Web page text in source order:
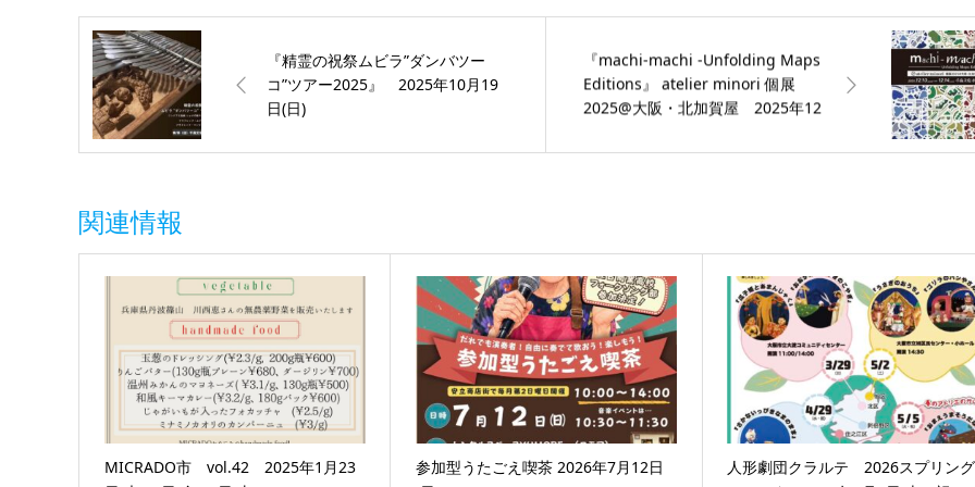
『精霊の祝祭ムビラ”ダンバツー
コ”ツアー2025』 2025年10月19
日(日)
『machi-machi -Unfolding Maps
Editions』 atelier minori 個展
2025@大阪・北加賀屋 2025年12
関連情報
MICRADO市 vol.42 2025年1月23
参加型うたごえ喫茶 2026年7月12日
人形劇団クラルテ 2026スプリング